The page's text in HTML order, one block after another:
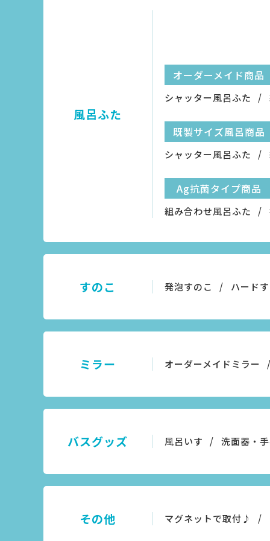
風呂ふた
オーダーメイド商品
シャッター風呂ふた
既製サイズ風呂商品
シャッター風呂ふた
Ag抗菌タイプ商品
組み合わせ風呂ふた
すのこ 発泡すのこ ハード
ミラー オーダーメイドミラー
バスグッズ 風呂いす 洗面器・
その他 マグネットで取付♪